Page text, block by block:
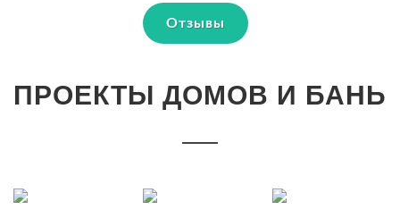
Отзывы
ПРОЕКТЫ ДОМОВ И БАНЬ